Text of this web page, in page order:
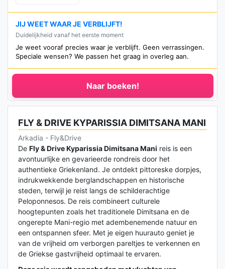
JIJ WEET WAAR JE VERBLIJFT!
Duidelijkheid vanaf het eerste moment
Je weet vooraf precies waar je verblijft. Geen verrassingen.
Speciale wensen? We passen het graag in overleg aan.
Naar boeken!
FLY & DRIVE KYPARISSIA DIMITSANA MANI
Arkadia - Fly&Drive
De Fly & Drive Kyparissia Dimitsana Mani reis is een
avontuurlijke en gevarieerde rondreis door het
authentieke Griekenland. Je ontdekt pittoreske dorpjes,
indrukwekkende berglandschappen en historische
steden, terwijl je reist langs de schilderachtige
Peloponnesos. De reis combineert culturele
hoogtepunten zoals het traditionele Dimitsana en de
ongerepte Mani-regio met adembenemende natuur en
een ontspannen sfeer. Met je eigen huurauto geniet je
van de vrijheid om verborgen pareltjes te verkennen en
de Griekse gastvrijheid optimaal te ervaren.